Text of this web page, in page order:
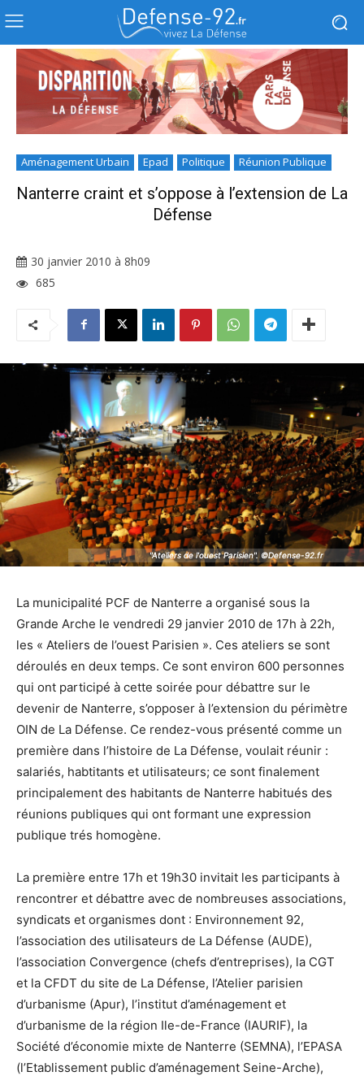
Aménagement Urbain Epad Politique Réunion Publique
Nanterre craint et s’oppose à l’extension de La
Défense
30 janvier 2010 à 8h09
685
"Ateliers de l'ouest Parisien". ©Defense-92.fr
"Ateliers de l'ouest Parisien". ©Defense-92.fr
La municipalité PCF de Nanterre a organisé sous la
Grande Arche le vendredi 29 janvier 2010 de 17h à 22h,
les « Ateliers de l’ouest Parisien ». Ces ateliers se sont
déroulés en deux temps. Ce sont environ 600 personnes
qui ont participé à cette soirée pour débattre sur le
devenir de Nanterre, s’opposer à l’extension du périmètre
OIN de La Défense. Ce rendez-vous présenté comme un
première dans l’histoire de La Défense, voulait réunir :
salariés, habtitants et utilisateurs; ce sont finalement
principalement des habitants de Nanterre habitués des
réunions publiques qui ont formant une expression
publique trés homogène.
La première entre 17h et 19h30 invitait les participants à
rencontrer et débattre avec de nombreuses associations,
syndicats et organismes dont : Environnement 92,
l’association des utilisateurs de La Défense (AUDE),
l’association Convergence (chefs d’entreprises), la CGT
et la CFDT du site de La Défense, l’Atelier parisien
d’urbanisme (Apur), l’institut d’aménagement et
d’urbanisme de la région Ile-de-France (IAURIF), la
Société d’économie mixte de Nanterre (SEMNA), l’EPASA
(l’Etablissement public d’aménagement Seine-Arche),